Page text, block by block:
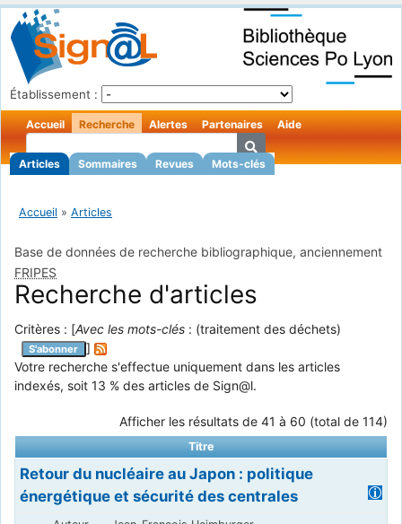
Établissement :
Accueil Recherche
Articles Sommaires Revues Mots-clés
Alertes Partenaires Aide
Accueil » Articles
Base de données de recherche bibliographique, anciennement
FRIPES
Recherche d'articles
Critères : [Avec les mots-clés : (traitement des déchets)
S'abonner
]
Votre recherche s'effectue uniquement dans les articles
indexés, soit 13 % des articles de Sign@l.
Afficher les résultats de 41 à 60 (total de 114)
Titre
Retour du nucléaire au Japon : politique
énergétique et sécurité des centrales